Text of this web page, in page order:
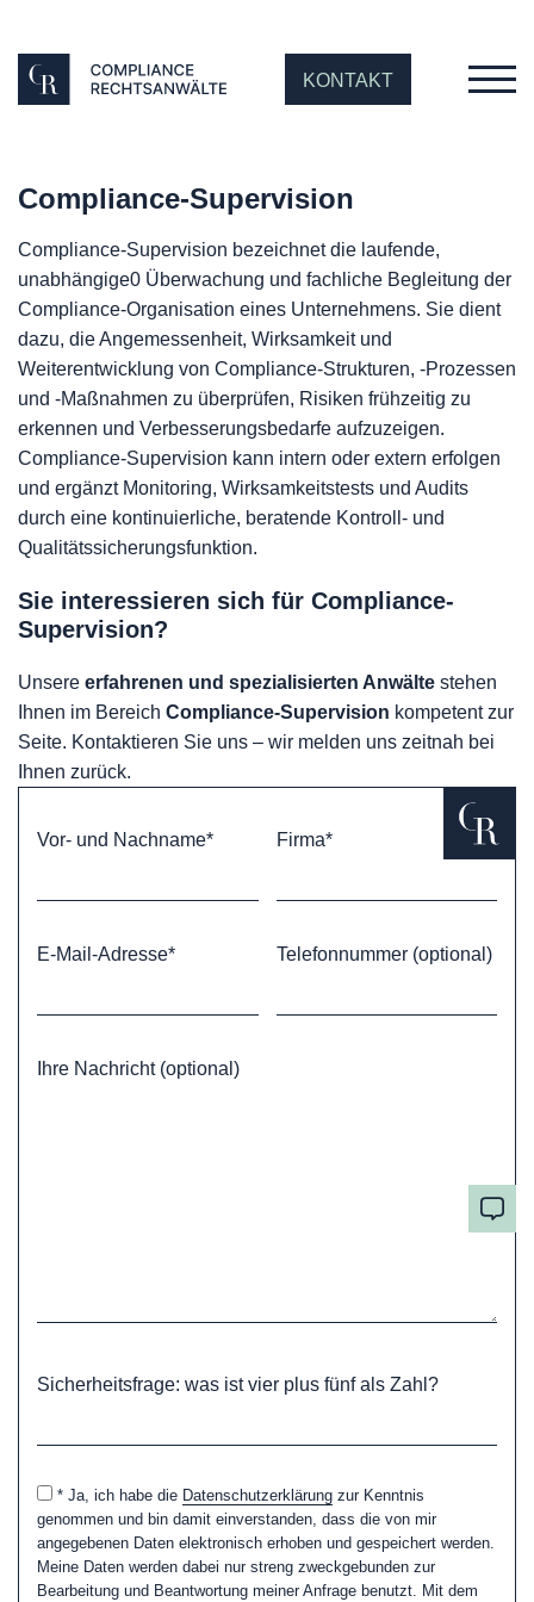
KONTAKT
Compliance-Supervision
Compliance-Supervision bezeichnet die laufende,
unabhängige0 Überwachung und fachliche Begleitung der
Compliance-Organisation eines Unternehmens. Sie dient
dazu, die Angemessenheit, Wirksamkeit und
Weiterentwicklung von Compliance-Strukturen, -Prozessen
und -Maßnahmen zu überprüfen, Risiken frühzeitig zu
erkennen und Verbesserungsbedarfe aufzuzeigen.
Compliance-Supervision kann intern oder extern erfolgen
und ergänzt Monitoring, Wirksamkeitstests und Audits
durch eine kontinuierliche, beratende Kontroll- und
Qualitätssicherungsfunktion.
Sie interessieren sich für Compliance-
Supervision?
Unsere erfahrenen und spezialisierten Anwälte stehen
Ihnen im Bereich Compliance-Supervision kompetent zur
Seite. Kontaktieren Sie uns – wir melden uns zeitnah bei
Ihnen zurück.
Vor- und Nachname* Firma*
E-Mail-Adresse* Telefonnummer (optional)
Ihre Nachricht (optional)
Sicherheitsfrage: was ist vier plus fünf als Zahl?
* Ja, ich habe die Datenschutzerklärung zur Kenntnis
genommen und bin damit einverstanden, dass die von mir
angegebenen Daten elektronisch erhoben und gespeichert werden.
Meine Daten werden dabei nur streng zweckgebunden zur
Bearbeitung und Beantwortung meiner Anfrage benutzt. Mit dem